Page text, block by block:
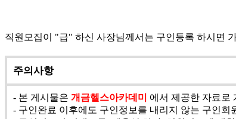
직원모집이 "급" 하신 사장님께서는 구인등록 하시면
주의사항
- 본 게시물은 개금헬스아카데미
에서 제공한 자료로
- 구인완료 이후에도 구인정보를 내리지 않는 구인회